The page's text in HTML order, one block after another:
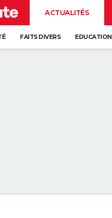
ACTUALITÉS
FAITS DIVERS EDUCATION